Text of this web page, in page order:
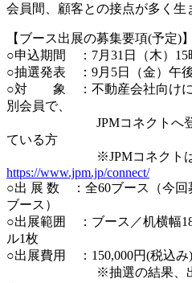
会員間、顧客との接点が多く生
【ブース出展の募集要項(予定)】
○申込期間 ：7月31日（木）15
○抽選発表 ：9月5日（金）午
○対 象 ：不動産会社向けに
別会員で、
JPMコネクトへ登録済
ている方
※JPMコネクトは
https://www.jpm.jp/connect/
○出 展 数 ：全60ブース（今回
ブース）
○出展範囲 ：ブース／机横幅
ル1枚
○出展費用 ：150,000円(税込み)
※抽選の結果、出展が